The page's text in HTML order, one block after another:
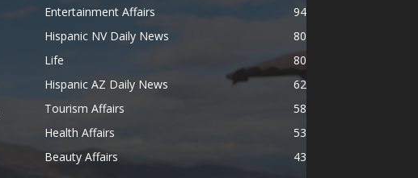
Entertainment Affairs
94
Hispanic NV Daily News
80
Life
80
Hispanic AZ Daily News
62
Tourism Affairs
58
Health Affairs
53
Beauty Affairs
43